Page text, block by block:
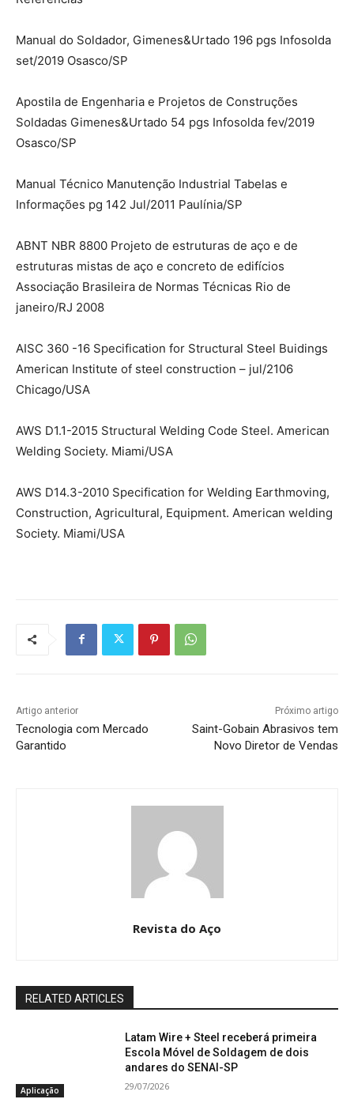
Manual do Soldador, Gimenes&Urtado 196 pgs Infosolda
set/2019 Osasco/SP
Apostila de Engenharia e Projetos de Construções
Soldadas Gimenes&Urtado 54 pgs Infosolda fev/2019
Osasco/SP
Manual Técnico Manutenção Industrial Tabelas e
Informações pg 142 Jul/2011 Paulínia/SP
ABNT NBR 8800 Projeto de estruturas de aço e de
estruturas mistas de aço e concreto de edifícios
Associação Brasileira de Normas Técnicas Rio de
janeiro/RJ 2008
AISC 360 -16 Specification for Structural Steel Buidings
American Institute of steel construction – jul/2106
Chicago/USA
AWS D1.1-2015 Structural Welding Code Steel. American
Welding Society. Miami/USA
AWS D14.3-2010 Specification for Welding Earthmoving,
Construction, Agricultural, Equipment. American welding
Society. Miami/USA
Artigo anterior
Tecnologia com Mercado
Garantido
Próximo artigo
Saint-Gobain Abrasivos tem
Novo Diretor de Vendas
Revista do Aço
RELATED ARTICLES
Aplicação
Latam Wire + Steel receberá primeira
Escola Móvel de Soldagem de dois
andares do SENAI-SP
29/07/2026